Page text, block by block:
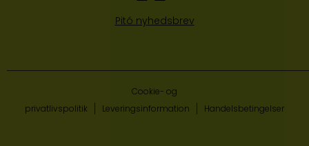
Pitó nyhedsbrev
Cookie- og
privatlivspolitik
Leveringsinformation Handelsbetingelser